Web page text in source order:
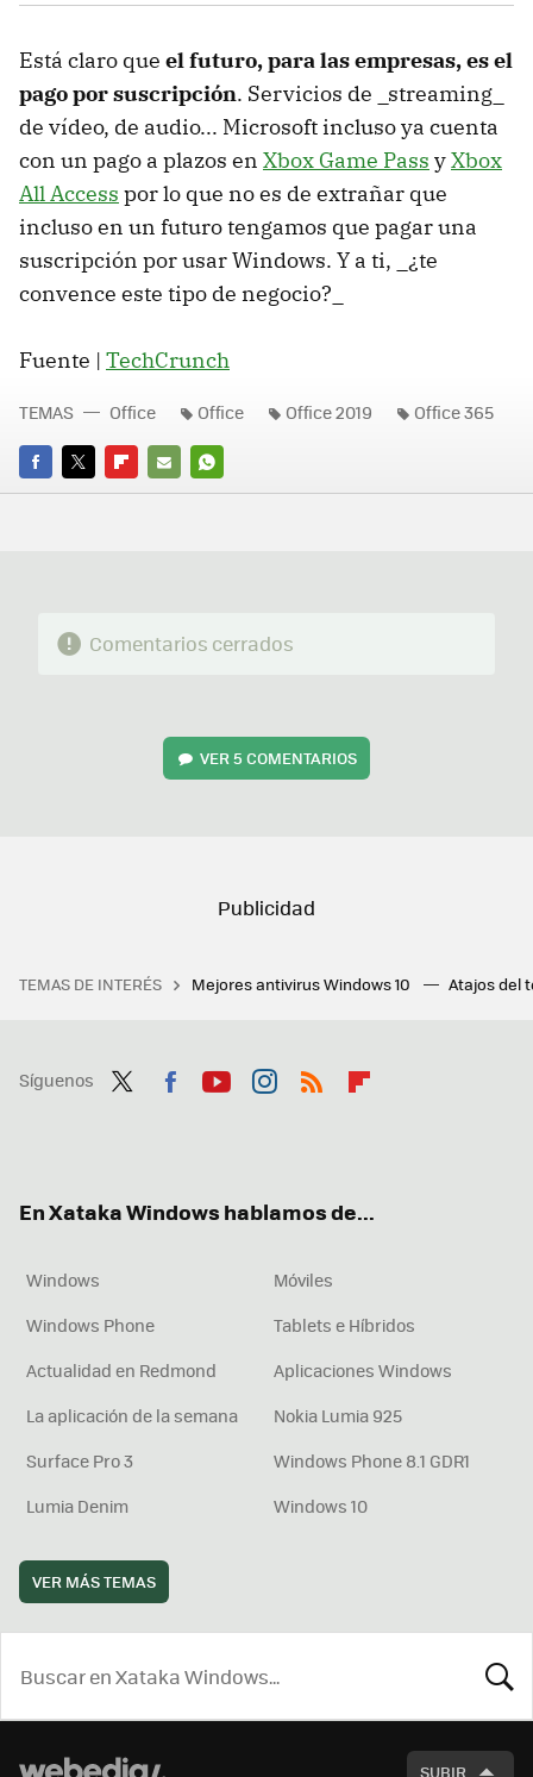
Está claro que el futuro, para las empresas, es el
pago por suscripción. Servicios de _streaming_
de vídeo, de audio... Microsoft incluso ya cuenta
con un pago a plazos en Xbox Game Pass yXbox
All Access por lo que no es de extrañar que
incluso en un futuro tengamos que pagar una
suscripción por usar Windows. Y a ti, _¿te
convence este tipo de negocio?_
Fuente | TechCrunch
FACEBOOK
TWITTERFLIPBOARD
E-
WHATSAPP
TEMAS Office Office Office 2019 Office 365
Comentarios cerrados
VER5 COMENTARIOS
TEMAS DE INTERÉS Mejores antivirus Windows 10 Atajos del
Síguenos
En Xataka Windows hablamos de...
Windows
Móviles
Windows Phone
Tablets e Híbridos
Actualidad en Redmond
Aplicaciones Windows
La aplicación de la semana
Nokia Lumia 925
Surface Pro 3
Windows Phone 8.1 GDR1
Lumia Denim
Windows 10
VER MÁS TEMAS
SUBIR